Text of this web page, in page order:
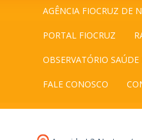
AGÊNCIA FIOCRUZ DE
PORTAL FIOCRUZ
OBSERVATÓRIO
FALE CONOSCO